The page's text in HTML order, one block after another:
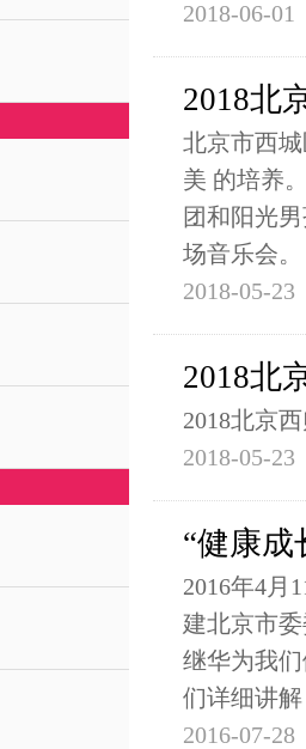
2018-06-01
2018北
北京市西
美 的培养
团和阳光
场音乐会。
2018-05-23
2018北
2018北京
2018-05-23
“健康成
2016年4月
建北京市
继华为我
们详细讲解
2016-07-28